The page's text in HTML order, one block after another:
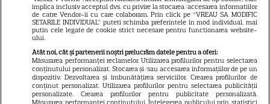
URMĂREȘTE-NE PE
Copyright2026Ringier Romania – Toate Drepturile rezervate
implica inclusiv acceptul dvs. cu privire la stocarea/accesarea informatiilor
de catre Vendor-ii cu care colaboram. Prin click pe “VREAU SA MODIFIC
SETARILE INDIVIDUAL” puteti schimba preferintele in mod individual, mai
putin cele legate de cookie strict necesare pentru functionarea website-
ului.
Atât noi, cât și partenerii noștri prelucrăm datele pentru a oferi:
Măsurarea performanței reclamelor. Utilizarea profilurilor pentru selectarea
conținutului personalizat. Stocarea și/sau accesarea informațiilor de pe un
dispozitiv. Dezvoltarea și îmbunătățirea serviciilor. Crearea profilurilor de
conținut personalizat. Utilizarea profilurilor pentru selectarea publicității
personalizate. Crearea profilurilor pentru publicitate personalizată.
Măsurarea performanței conținutului. Înțelegerea publicului prin statistici